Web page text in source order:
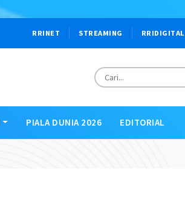
RRINET STREAMING RRIDIGITAL
PIALA DUNIA 2026 EDITORIAL